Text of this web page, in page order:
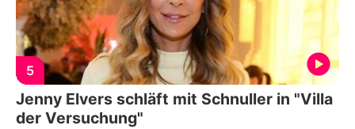
5
Jenny Elvers schläft mit Schnuller in "Villa
der Versuchung"